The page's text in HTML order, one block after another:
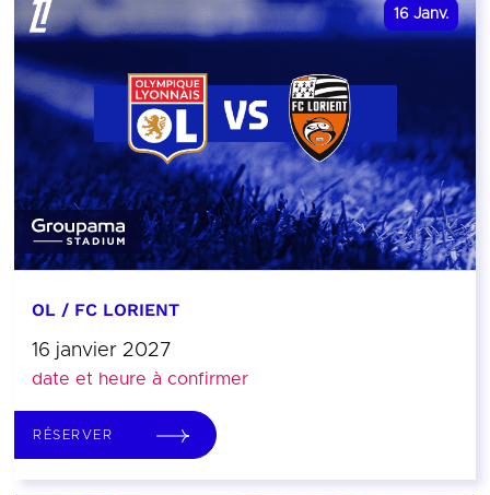
16 Janv.
OL / FC LORIENT
16 janvier 2027
date et heure à confirmer
RÉSERVER